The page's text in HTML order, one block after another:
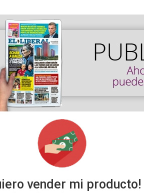
vender mi producto!